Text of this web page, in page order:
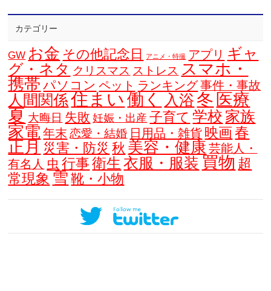
カテゴリー
GW お金 その他記念日 アニメ・特撮 アプリ ギャ
グ・ネタ クリスマス ストレス スマホ・
携帯 パソコン ペット ランキング事件・事故
人間関係住まい 働く 入浴 冬 医療
夏 大晦日 失敗 妊娠・出産 子育て 学校 家族
家電 年末 恋愛・結婚 日用品・雑貨 映画 春
正月 災害・防災 秋 美容・健康 芸能人・
有名人 虫 行事 衛生 衣服・服装 買物 超
常現象 雪 靴・小物